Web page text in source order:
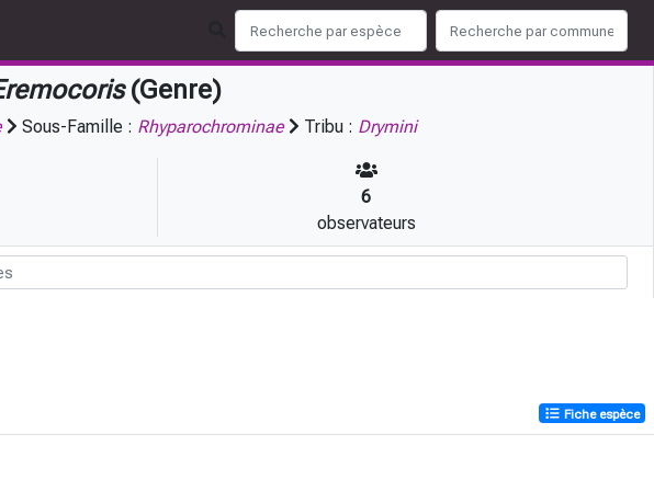
(Genre)
Sous-Famille : Rhyparochrominae Tribu : Drymini
6
observateurs
Fiche espèce